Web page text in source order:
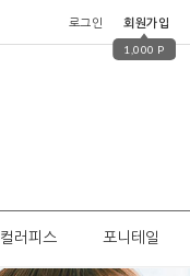
로그인 회원가입
1,000 P
컬러피스 포니테일